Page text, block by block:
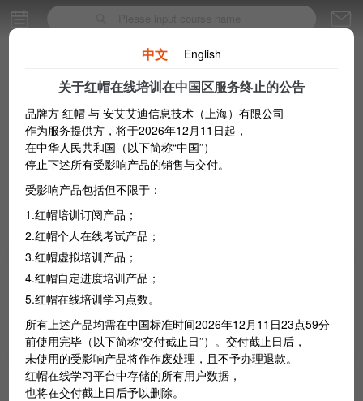
Popular
Subscription
操作型考试检验技能。
￥ 7509.04
中文 English
关于红帽在线培训在中国区服务终止的公告
品牌方 红帽 与 安艾艾迪信息技术（上海）有限公司
作为服务提供方，将于2026年12月11日起，
在中华人民共和国（以下简称“中国”）
停止下述所有受影响产品的销售与交付。
受影响产品包括但不限于：
1.红帽培训订阅产品；
2.红帽个人在线考试产品；
3.红帽虚拟培训产品；
4.红帽自定进度培训产品；
5.红帽在线培训学习点数。
所有上述产品均需在中国标准时间2026年12月11日23点59分
前使用完毕（以下简称“交付截止日”）。交付截止日后，
未使用的受影响产品将作作废处理，且不予办理退款。
红帽在线学习平台中存储的所有用户数据，
也将在交付截止日后予以删除。